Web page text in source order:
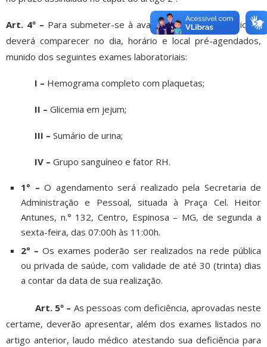
Art. 4º – Para submeter-se à avaliação médica, o candidato
deverá comparecer no dia, horário e local pré-agendados,
munido dos seguintes exames laboratoriais:
I – Hemograma completo com plaquetas;
II – Glicemia em jejum;
III – Sumário de urina;
IV – Grupo sanguíneo e fator RH.
1° – O agendamento será realizado pela Secretaria de
Administração e Pessoal, situada à Praça Cel. Heitor
Antunes, n.° 132, Centro, Espinosa – MG, de segunda a
sexta-feira, das 07:00h às 11:00h.
2° –Os exames poderão ser realizados na rede pública
ou privada de saúde, com validade de até 30 (trinta) dias
a contar da data de sua realização.
Art. 5º – As pessoas com deficiência, aprovadas neste
certame, deverão apresentar, além dos exames listados no
artigo anterior, laudo médico atestando sua deficiência para